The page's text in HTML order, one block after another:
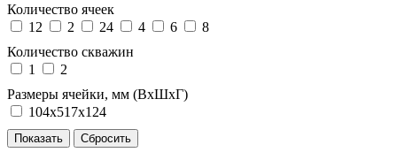
Количество ячеек
12
2 24 4 6
8
Количество скважин
1
2
Размеры ячейки, мм (ВхШхГ)
104х517х124